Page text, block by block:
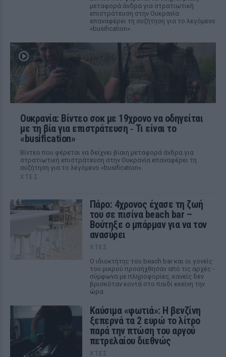
μεταφορά άνδρα για στρατιωτική
επιστράτευση στην Ουκρανία
επαναφέρει τη συζήτηση για το λεγόμενο
«busification».
Ουκρανία: Βίντεο σοκ με 19χρονο να οδηγείται
με τη βία για επιστράτευση ‑ Τι είναι το
«busification»
Βίντεο που φέρεται να δείχνει βίαιη μεταφορά άνδρα για
στρατιωτική επιστράτευση στην Ουκρανία επαναφέρει τη
συζήτηση για το λεγόμενο «busification».
ΧΤΕΣ
Πάρο: 4χρονος έχασε τη ζωή
του σε πισίνα beach bar –
Βούτηξε ο μπάρμαν για να τον
ανασύρει
ΧΤΕΣ
Ο ιδιοκτήτης του beach bar και οι γονείς
του μικρού προσήχθησαν από τις αρχές -
σύμφωνα με πληροφορίες, κανείς δεν
βρισκόταν κοντά στο παιδί εκείνη την
ώρα
Καύσιμα «φωτιά»: Η βενζίνη
ξεπερνά τα 2 ευρώ το λίτρο
παρά την πτώση του αργού
πετρελαίου διεθνώς
ΧΤΕΣ